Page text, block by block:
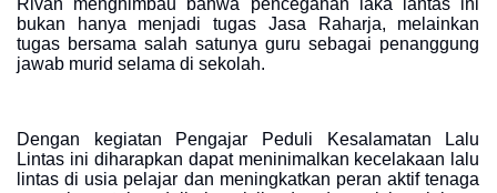
Rivan menghimbau bahwa pencegahan laka lantas ini
bukan hanya menjadi tugas Jasa Raharja, melainkan
tugas bersama salah satunya guru sebagai penanggung
jawab murid selama di sekolah.
Dengan kegiatan Pengajar Peduli Kesalamatan Lalu
Lintas ini diharapkan dapat meninimalkan kecelakaan lalu
lintas di usia pelajar dan meningkatkan peran aktif tenaga